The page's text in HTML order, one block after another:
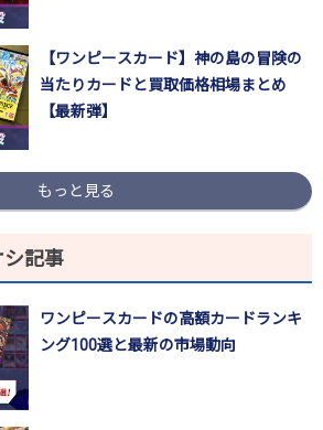
【ワンピースカード】神の島の冒険の
当たりカードと買取価格相場まとめ
【最新弾】
もっと見る
シ記事
ワンピースカードの高額カードランキ
ング100選と最新の市場動向